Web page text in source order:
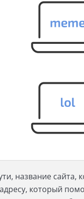
название сайта,
который